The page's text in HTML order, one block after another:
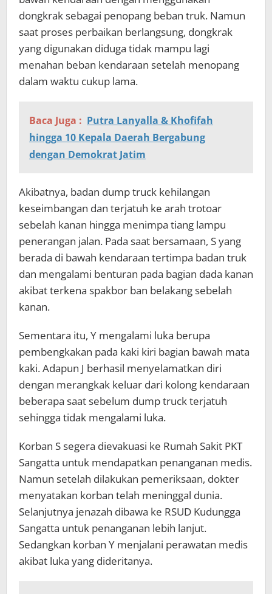
dongkrak sebagai penopang beban truk. Namun
saat proses perbaikan berlangsung, dongkrak
yang digunakan diduga tidak mampu lagi
menahan beban kendaraan setelah menopang
dalam waktu cukup lama.
Baca Juga : Putra Lanyalla & Khofifah
hingga 10 Kepala Daerah Bergabung
dengan Demokrat Jatim
Akibatnya, badan dump truck kehilangan
keseimbangan dan terjatuh ke arah trotoar
sebelah kanan hingga menimpa tiang lampu
penerangan jalan. Pada saat bersamaan, S yang
berada di bawah kendaraan tertimpa badan truk
dan mengalami benturan pada bagian dada kanan
akibat terkena spakbor ban belakang sebelah
kanan.
Sementara itu, Y mengalami luka berupa
pembengkakan pada kaki kiri bagian bawah mata
kaki. Adapun J berhasil menyelamatkan diri
dengan merangkak keluar dari kolong kendaraan
beberapa saat sebelum dump truck terjatuh
sehingga tidak mengalami luka.
Korban S segera dievakuasi ke Rumah Sakit PKT
Sangatta untuk mendapatkan penanganan medis.
Namun setelah dilakukan pemeriksaan, dokter
menyatakan korban telah meninggal dunia.
Selanjutnya jenazah dibawa ke RSUD Kudungga
Sangatta untuk penanganan lebih lanjut.
Sedangkan korban Y menjalani perawatan medis
akibat luka yang dideritanya.